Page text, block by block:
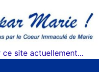
site actuellement...